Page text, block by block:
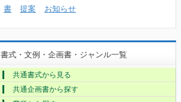
書
提案 お知らせ
書式・文例・企画書・ジャンル一覧
共通書式から見る
共通企画書から探す